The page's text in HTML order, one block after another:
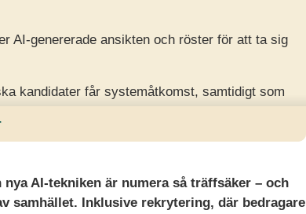
AI-genererade ansikten och röster för att ta sig
kandidater får systemåtkomst, samtidigt som
och rekryteringsrutiner samt kombinera
AI-tekniken är numera så träffsäker – och
samhället. Inklusive rekrytering, där bedragare